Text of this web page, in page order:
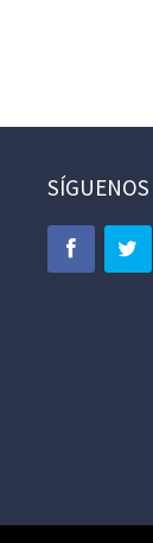
SÍGUENOS